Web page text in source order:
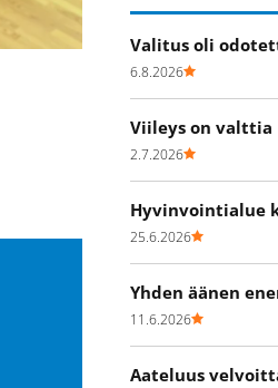
Valitus oli
6.8.2026
Viileys on valttia
2.7.2026
Hyvinvointialue
25.6.2026
Yhden äänen
11.6.2026
Aateluus